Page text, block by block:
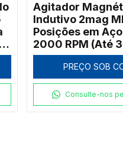
Agitador
Indutivo 2mag
Posições em
2000 RPM (Até
Ponto)
PREÇO SOB
Consulte-nos